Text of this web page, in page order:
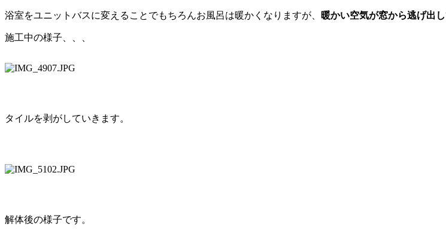
浴室をユニットバスに変えることでもちろんお風呂は暖かくなりますが、 暖かい空気が窓から逃げ出
施工中の様子、、、
タイルを剥がしていきます。
解体後の様子です。